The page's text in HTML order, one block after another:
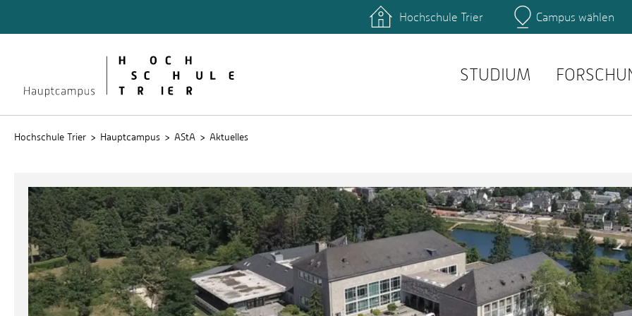
Hochschule Trier Campus wählen
STUDIUM
Hochschule Trier Hauptcampus AStA Aktuelles